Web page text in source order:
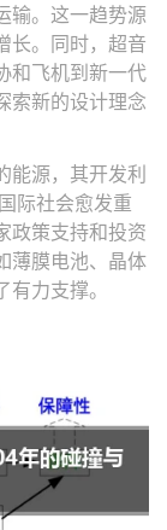
输。这一趋势源
长。同时，超音
和飞机到新一代
索新的设计理念
能源，其开发利
际社会愈发重
政策支持和投资
薄膜电池、晶体
力支撑。